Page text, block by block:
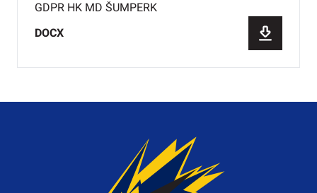
GDPR HK MD ŠUMPERK
DOCX